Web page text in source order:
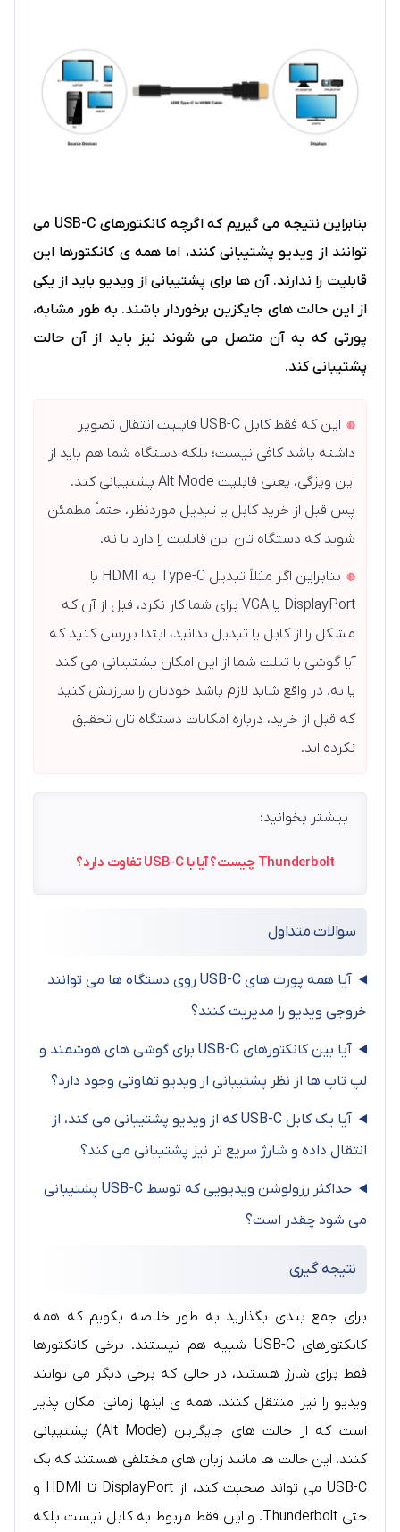
بنابراین نتیجه می گیریم که اگرچه کانکتورهای USB-C می
توانند از ویدیو پشتیبانی کنند، اما همه ی کانکتورها این
قابلیت را ندارند. آن ها برای پشتیبانی از ویدیو باید از یکی
از این حالت های جایگزین برخوردار باشند. به طور مشابه،
پورتی که به آن متصل می شوند نیز باید از آن حالت
پشتیبانی کند.
این که فقط کابل USB-C قابلیت انتقال تصویر
داشته باشد کافی نیست؛ بلکه دستگاه شما هم باید از
این ویژگی، یعنی قابلیت Alt Mode پشتیبانی کند.
پس قبل از خرید کابل یا تبدیل موردنظر، حتماً مطمئن
شوید که دستگاه تان این قابلیت را دارد یا نه.
بنابراین اگر مثلاً تبدیل Type-C به HDMI یا
DisplayPort یا VGA برای شما کار نکرد، قبل از آن که
مشکل را از کابل یا تبدیل بدانید، ابتدا بررسی کنید که
آیا گوشی یا تبلت شما از این امکان پشتیبانی می کند
یا نه. در واقع شاید لازم باشد خودتان را سرزنش کنید
که قبل از خرید، درباره امکانات دستگاه تان تحقیق
نکرده اید.
بیشتر بخوانید:
Thunderbolt چیست؟ آیا با USB-C تفاوت دارد؟
سوالات متداول
آیا همه پورت های USB-C روی دستگاه ها می توانند
خروجی ویدیو را مدیریت کنند؟
آیا بین کانکتورهای USB-C برای گوشی های هوشمند و
لپ تاپ ها از نظر پشتیبانی از ویدیو تفاوتی وجود دارد؟
آیا یک کابل USB-C که از ویدیو پشتیبانی می کند، از
انتقال داده و شارژ سریع تر نیز پشتیبانی می کند؟
حداکثر رزولوشن ویدیویی که توسط USB-C پشتیبانی
می شود چقدر است؟
نتیجه گیری
برای جمع بندی بگذارید به طور خلاصه بگویم که همه
کانکتورهای USB-C شبیه هم نیستند. برخی کانکتورها
فقط برای شارژ هستند، در حالی که برخی دیگر می توانند
ویدیو را نیز منتقل کنند. همه ی اینها زمانی امکان پذیر
است که از حالت های جایگزین (Alt Mode) پشتیبانی
کنند. این حالت ها مانند زبان های مختلفی هستند که یک
USB-C می تواند صحبت کند، از DisplayPort تا HDMI و
حتی Thunderbolt. و این فقط مربوط به کابل نیست بلکه